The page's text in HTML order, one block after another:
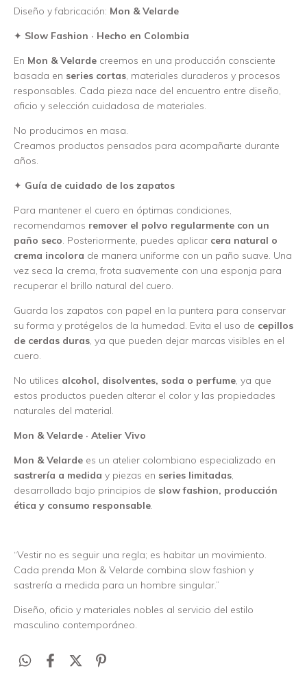
Diseño y fabricación: Mon & Velarde
✦ Slow Fashion · Hecho en Colombia
En Mon & Velarde creemos en una producción consciente
basada en series cortas, materiales duraderos y procesos
responsables. Cada pieza nace del encuentro entre diseño,
oficio y selección cuidadosa de materiales.
No producimos en masa.
Creamos productos pensados para acompañarte durante
años.
✦ Guía de cuidado de los zapatos
Para mantener el cuero en óptimas condiciones,
recomendamos remover el polvo regularmente con un
paño seco. Posteriormente, puedes aplicar cera natural o
crema incolora de manera uniforme con un paño suave. Una
vez seca la crema, frota suavemente con una esponja para
recuperar el brillo natural del cuero.
Guarda los zapatos con papel en la puntera para conservar
su forma y protégelos de la humedad. Evita el uso de cepillos
de cerdas duras, ya que pueden dejar marcas visibles en el
cuero.
No utilices alcohol, disolventes, soda o perfume, ya que
estos productos pueden alterar el color y las propiedades
naturales del material.
Mon & Velarde · Atelier Vivo
Mon & Velarde es un atelier colombiano especializado en
sastrería a medida y piezas en series limitadas,
desarrollado bajo principios de slow fashion, producción
ética y consumo responsable.
“Vestir no es seguir una regla; es habitar un movimiento.
Cada prenda Mon & Velarde combina slow fashion y
sastrería a medida para un hombre singular.”
Diseño, oficio y materiales nobles al servicio del estilo
masculino contemporáneo.